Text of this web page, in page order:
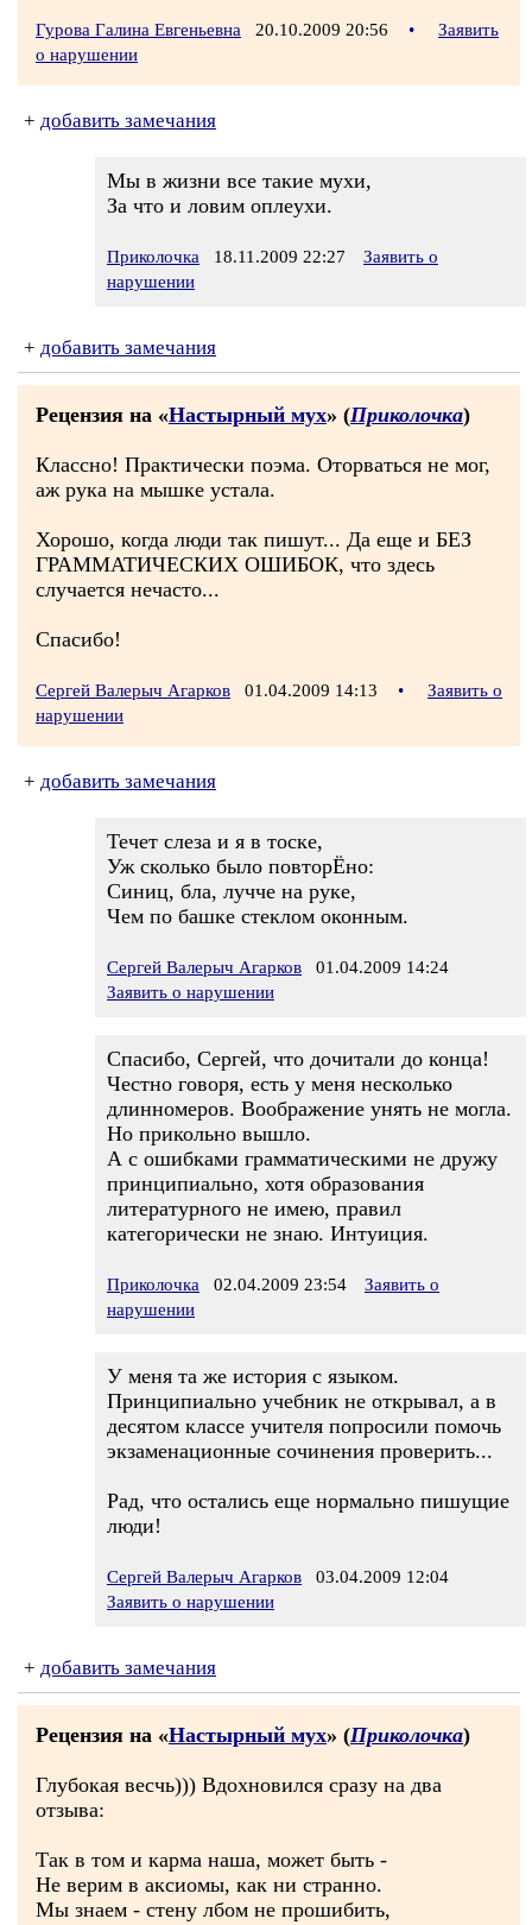
Гурова Галина Евгеньевна 20.10.2009 20:56 •
Заявить
о нарушении
+ добавить замечания
Мы в жизни все такие мухи,
За что и ловим оплеухи.
Приколочка 18.11.2009 22:27
Заявить о
нарушении
+ добавить замечания
Рецензия на «Настырный мух» (Приколочка)
Классно! Практически поэма. Оторваться не мог,
аж рука на мышке устала.
Хорошо, когда люди так пишут... Да еще и БЕЗ
ГРАММАТИЧЕСКИХ ОШИБОК, что здесь
случается нечасто...
Спасибо!
Сергей Валерыч Агарков 01.04.2009 14:13 •
Заявить о
нарушении
+ добавить замечания
Течет слеза и я в тоске,
Уж сколько было повторЁно:
Синиц, бла, лучче на руке,
Чем по башке стеклом оконным.
Сергей Валерыч Агарков 01.04.2009 14:24
Заявить о нарушении
Спасибо, Сергей, что дочитали до конца!
Честно говоря, есть у меня несколько
длинномеров. Воображение унять не могла.
Но прикольно вышло.
А с ошибками грамматическими не дружу
принципиально, хотя образования
литературного не имею, правил
категорически не знаю. Интуиция.
Приколочка 02.04.2009 23:54
Заявить о
нарушении
У меня та же история с языком.
Принципиально учебник не открывал, а в
десятом классе учителя попросили помочь
экзаменационные сочинения проверить...
Рад, что остались еще нормально пишущие
люди!
Сергей Валерыч Агарков 03.04.2009 12:04
Заявить о нарушении
+ добавить замечания
Рецензия на «Настырный мух» (Приколочка)
Глубокая весчь))) Вдохновился сразу на два
отзыва:
Так в том и карма наша, может быть -
Не верим в аксиомы, как ни странно.
Мы знаем - стену лбом не прошибить,